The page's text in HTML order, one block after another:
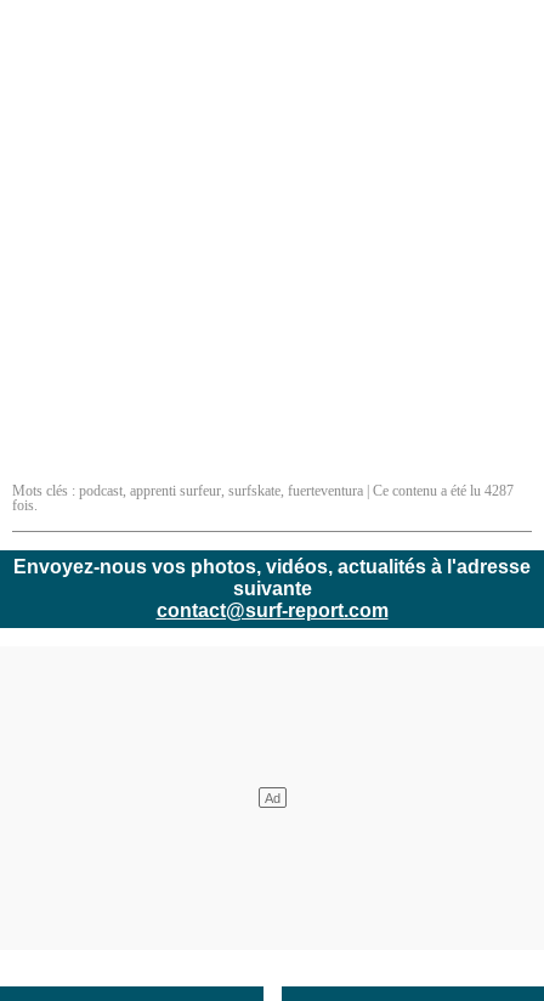
Mots clés : podcast apprenti surfeur surfskate fuerteventura | Ce contenu a été lu 4287
fois.
Envoyez-nous vos photos, vidéos, actualités à l'adresse
suivante
contact@surf-report.com